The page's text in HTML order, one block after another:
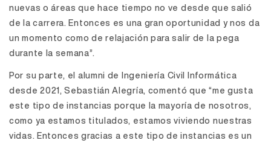
nuevas o áreas que hace tiempo no ve desde que salió
de la carrera. Entonces es una gran oportunidad y nos da
un momento como de relajación para salir de la pega
durante la semana”.
Por su parte, el alumni de Ingeniería Civil Informática
desde 2021, Sebastián Alegría, comentó que “me gusta
este tipo de instancias porque la mayoría de nosotros,
como ya estamos titulados, estamos viviendo nuestras
vidas. Entonces gracias a este tipo de instancias es un